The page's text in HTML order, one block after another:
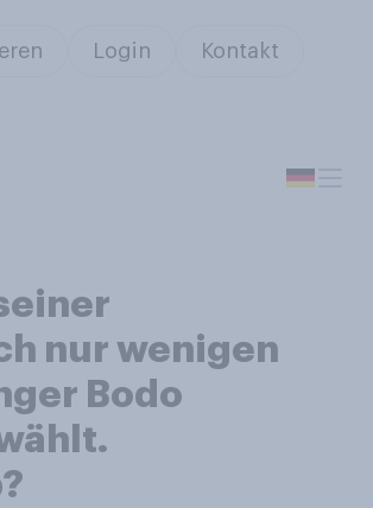
Login Kontakt
nur wenigen
Bodo